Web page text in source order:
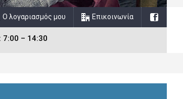
Επικοινωνία
Ο λογαριασμός μου
7:00 – 14:30